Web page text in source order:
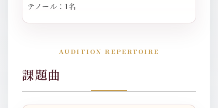
テノール：1名
AUDITION REPERTOIRE
課題曲